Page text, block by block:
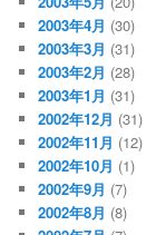
2003年4月 (30)
2003年3月 (31)
2003年2月 (28)
2003年1月 (31)
2002年12月 (31)
2002年11月 (12)
2002年10月 (1)
2002年9月 (7)
2002年8月 (8)